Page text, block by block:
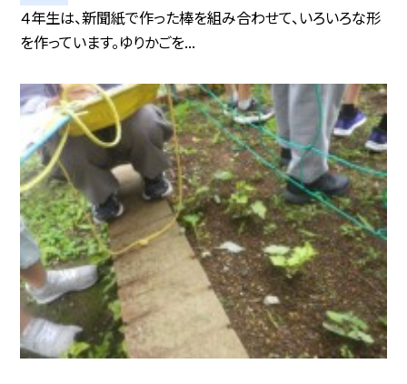
４年生は、新聞紙で作った棒を組み合わせて、いろいろな形
を作っています。ゆりかごを...